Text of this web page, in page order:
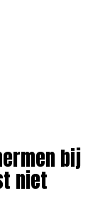
bij
niet